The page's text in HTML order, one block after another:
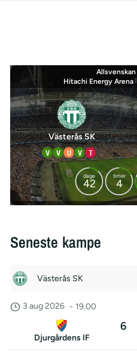
Allsvenskan
Hitachi Energy Arena |
Västerås SK
V V U V T
dage
42
timer
4
Seneste kampe
Västerås SK
3 aug 2026 - 19.00
Djurgårdens IF
6